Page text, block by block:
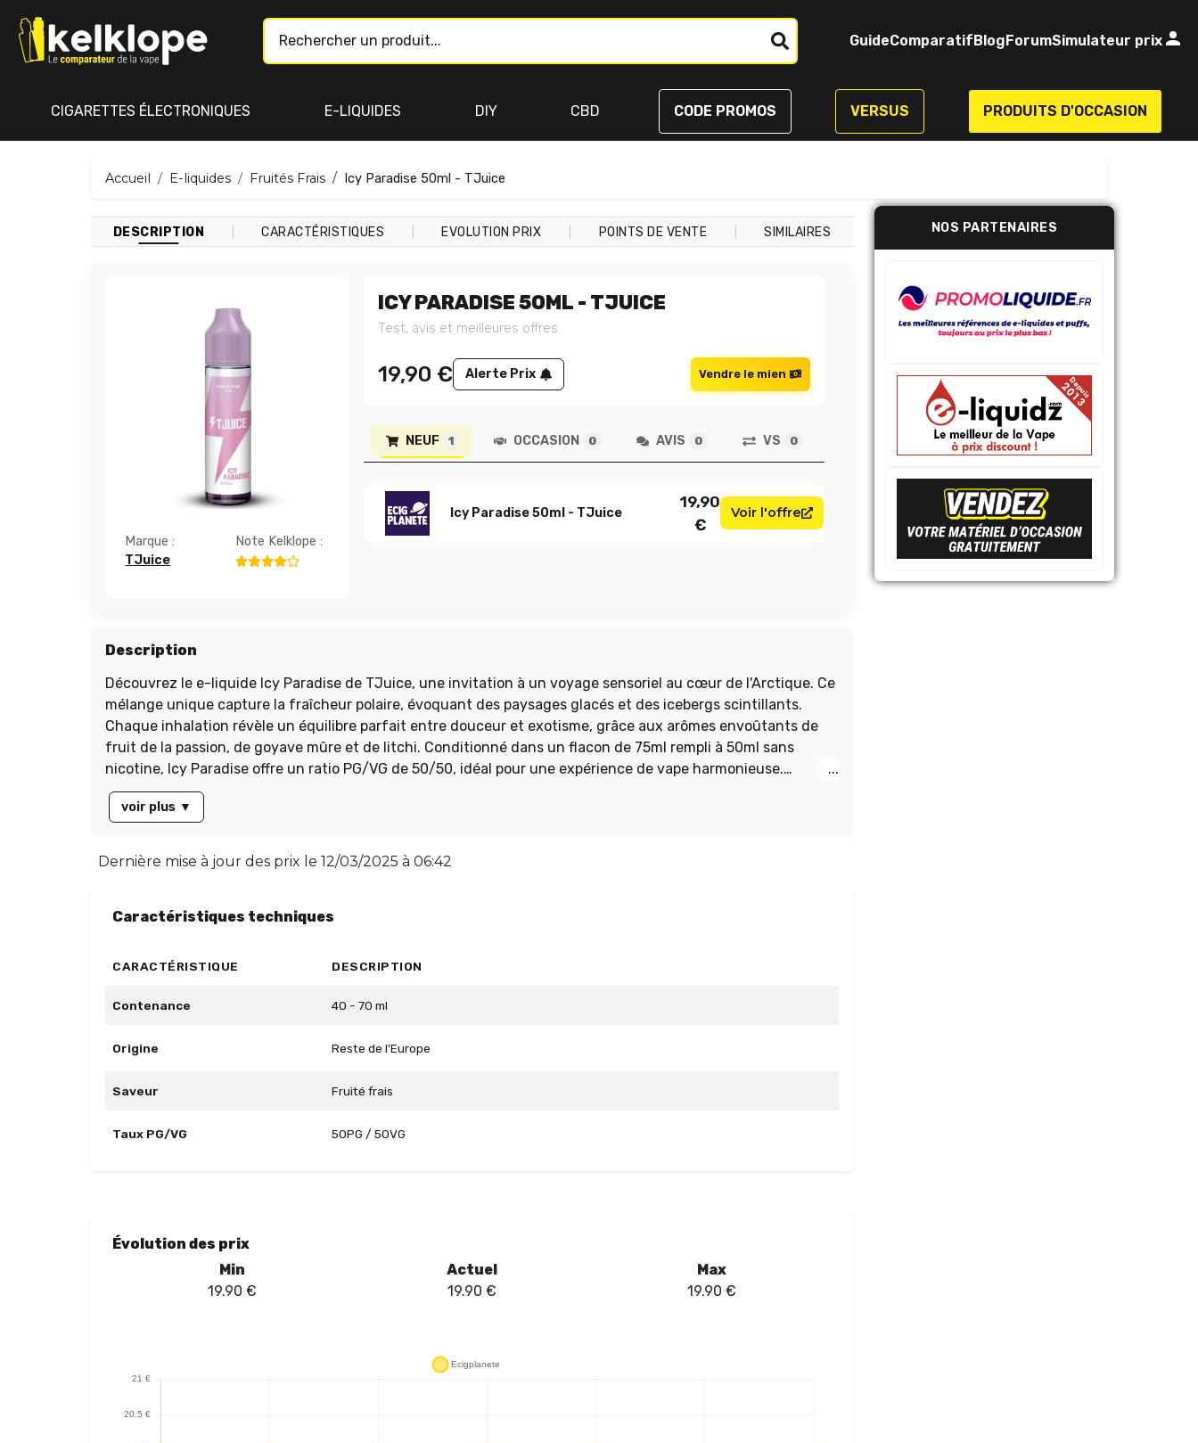
GuideComparatifBlogForumSimulateur prix
CIGARETTES ÉLECTRONIQUES E-LIQUIDES DIY CBD CODE PROMOS VERSUS PRODUITS D'OCCASION
Accueil E-liquides Fruités Frais Icy Paradise 50ml - TJuice
DESCRIPTION CARACTÉRISTIQUES EVOLUTION PRIX POINTS DE VENTE SIMILAIRES
Marque :
TJuice
Note Kelklope :
ICY PARADISE 50ML - TJUICE
Test, avis et meilleures offres
19,90 € Alerte Prix Vendre le mien
NEUF 1 OCCASION 0 AVIS 0 VS 0
Icy Paradise 50ml - TJuice
19,90
€
Voir l'offre
Description
Découvrez le e-liquide Icy Paradise de TJuice, une invitation à un voyage sensoriel au cœur de l'Arctique. Ce
mélange unique capture la fraîcheur polaire, évoquant des paysages glacés et des icebergs scintillants.
Chaque inhalation révèle un équilibre parfait entre douceur et exotisme, grâce aux arômes envoûtants de
fruit de la passion, de goyave mûre et de litchi. Conditionné dans un flacon de 75ml rempli à 50ml sans
nicotine, Icy Paradise offre un ratio PG/VG de 50/50, idéal pour une expérience de vape harmonieuse.
Plongez dans cet univers glacé et laissez-vous séduire par sa fraîcheur intense.
voir plus ▼
Dernière mise à jour des prix le 12/03/2025 à 06:42
Caractéristiques techniques
CARACTÉRISTIQUE DESCRIPTION
Contenance 40 - 70 ml
Origine Reste de l'Europe
Saveur Fruité frais
Taux PG/VG 50PG / 50VG
Évolution des prix
Min
19.90 €
Actuel
19.90 €
Max
19.90 €
NOS PARTENAIRES